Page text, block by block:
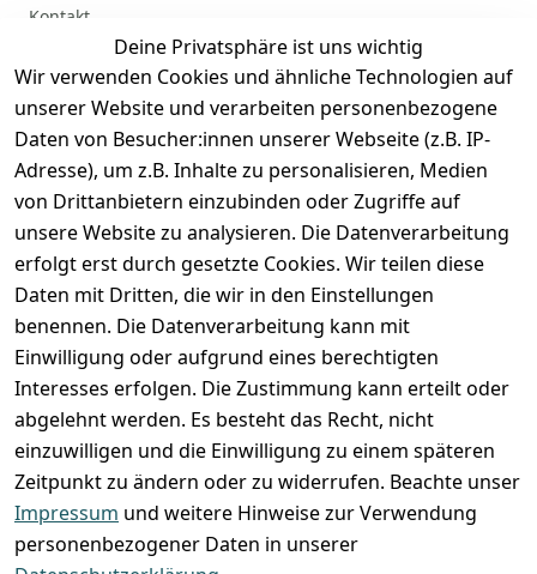
Deine Privatsphäre ist uns wichtig
Wir verwenden Cookies und ähnliche Technologien auf
unserer Website und verarbeiten personenbezogene
Daten von Besucher:innen unserer Webseite (z.B. IP-
Adresse), um z.B. Inhalte zu personalisieren, Medien
von Drittanbietern einzubinden oder Zugriffe auf
unsere Website zu analysieren. Die Datenverarbeitung
erfolgt erst durch gesetzte Cookies. Wir teilen diese
Daten mit Dritten, die wir in den Einstellungen
benennen. Die Datenverarbeitung kann mit
Einwilligung oder aufgrund eines berechtigten
Interesses erfolgen. Die Zustimmung kann erteilt oder
abgelehnt werden. Es besteht das Recht, nicht
einzuwilligen und die Einwilligung zu einem späteren
Zeitpunkt zu ändern oder zu widerrufen. Beachte unser
Impressum und weitere Hinweise zur Verwendung
personenbezogener Daten in unserer
Kontakt
Registrieren
Zahlung und Versand
VORKASSE RECHNUNG